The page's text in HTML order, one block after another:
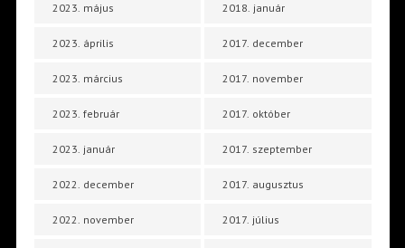
2023. május
2023. április
2023. március
2023. február
2023. január
2022. december
2022. november
2018. január
2017. december
2017. november
2017. október
2017. szeptember
2017. augusztus
2017. július